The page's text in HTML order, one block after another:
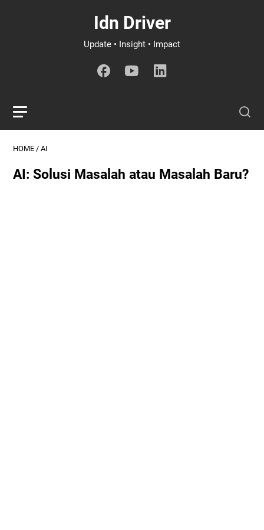
Idn Driver
Update • Insight • Impact
HOME / AI
AI: Solusi Masalah atau Masalah Baru?